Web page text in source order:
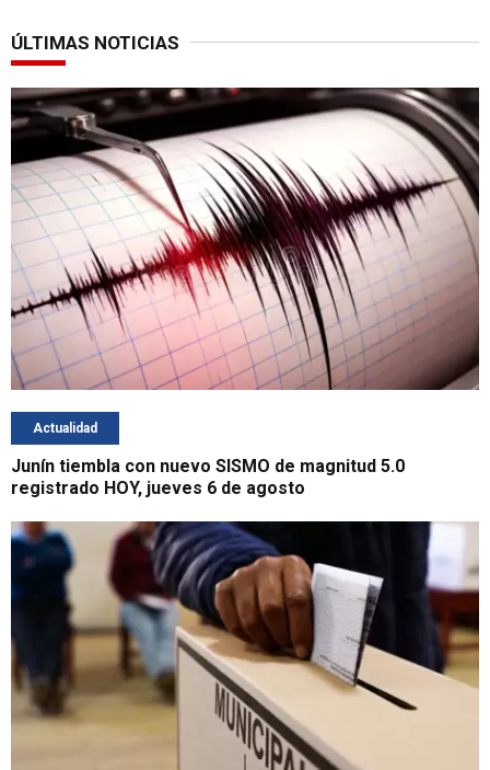
ÚLTIMAS NOTICIAS
Actualidad
Junín tiembla con nuevo SISMO de magnitud 5.0
registrado HOY, jueves 6 de agosto